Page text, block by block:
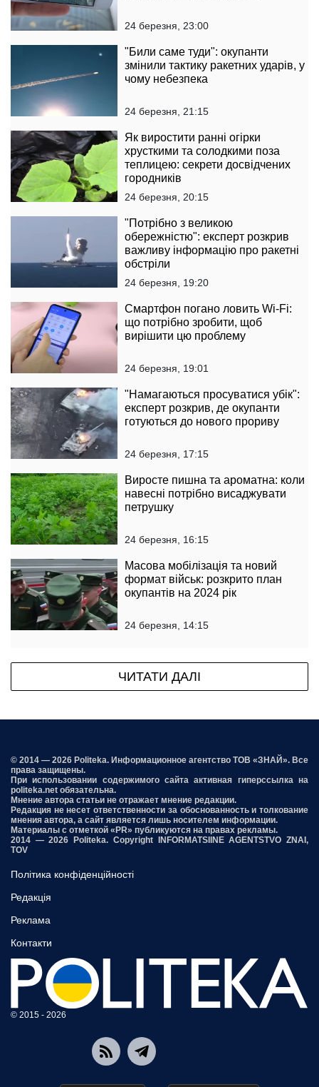
24 березня, 23:00
"Били саме туди": окупанти
змінили тактику ракетних ударів, у
чому небезпека
24 березня, 21:15
Як виростити ранні огірки
хрусткими та солодкими поза
теплицею: секрети досвідчених
городників
24 березня, 20:15
"Потрібно з великою
обережністю": експерт розкрив
важливу інформацію про ракетні
обстріли
24 березня, 19:20
Смартфон погано ловить Wi-Fi:
що потрібно зробити, щоб
вирішити цю проблему
24 березня, 19:01
"Намагаються просуватися убік":
експерт розкрив, де окупанти
готуються до нового прориву
24 березня, 17:15
Виросте пишна та ароматна: коли
навесні потрібно висаджувати
петрушку
24 березня, 16:15
Масова мобілізація та новий
формат військ: розкрито план
окупантів на 2024 рік
24 березня, 14:15
ЧИТАТИ ДАЛІ
© 2014 — 2026 Politeka. Информационное агентство ТОВ «ЗНАЙ». Все
права защищены.
При использовании содержимого сайта активная гиперссылка на
politeka.net обязательна.
Мнение автора статьи не отражает мнение редакции.
Редакция не несет ответственности за обоснованность и толкование
мнения автора, а сайт является лишь носителем информации.
Материалы с отметкой «PR» публикуются на правах рекламы.
2014 — 2026 Politeka. Copyright INFORMATSIINE AGENTSTVO ZNAI,
TOV
Політика конфіденційності
Редакція
Реклама
Контакти
© 2015 - 2026